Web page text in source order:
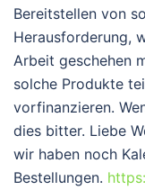
Bereitstellen von
Herausforderung,
Arbeit geschehen
solche Produkte
vorfinanzieren.
dies bitter. Liebe
wir haben noch
Bestellungen.